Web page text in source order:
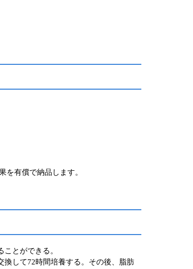
を有償で納品します。
とができる。
換して72時間培養する。その後、脂肪